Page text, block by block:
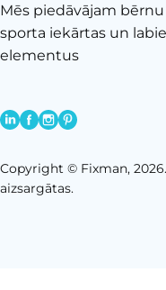
Mēs piedāvājam
sporta iekārtas un
elementus
Copyright © Fixman,
aizsargātas.